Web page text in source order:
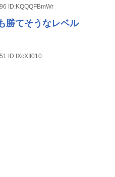
ID:KQQQFBmWr
勝てそうなレベル
ID:tXcXIf010